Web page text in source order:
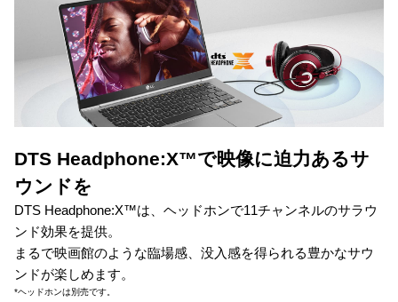
DTS Headphone:X™で映像に迫力あるサ
ウンドを
DTS Headphone:X™は、ヘッドホンで11チャンネルのサラウ
ンド効果を提供。
まるで映画館のような臨場感、没入感を得られる豊かなサウ
ンドが楽しめます。
*ヘッドホンは別売です。